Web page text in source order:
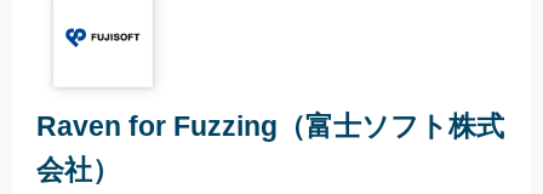
Raven for Fuzzing（富士ソフト株式
会社）